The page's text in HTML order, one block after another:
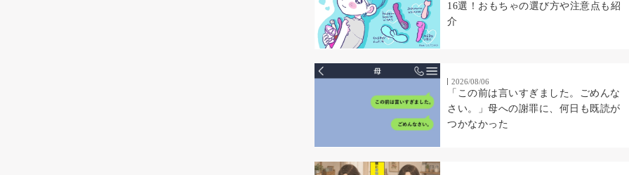
16選！おもちゃの選び方や注意点も紹
介
2026/08/06
「この前は言いすぎました。ごめんな
さい。」母への謝罪に、何日も既読が
つかなかった